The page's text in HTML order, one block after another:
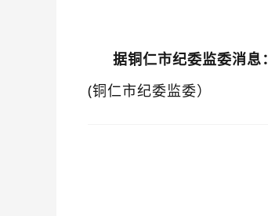
据铜仁市纪委监委消息：
(铜仁市纪委监委）